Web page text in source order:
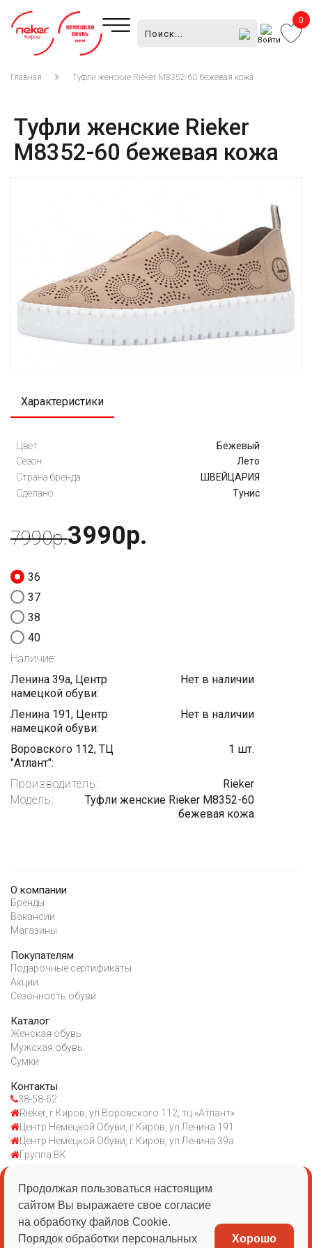
Войти
0
Главная Туфли женские Rieker M8352-60 бежевая кожа
Туфли женские Rieker
M8352-60 бежевая кожа
Характеристики
Цвет
Бежевый
Сезон
Лето
Страна бренда
ШВЕЙЦАРИЯ
Сделано
Тунис
7990р.3990р.
36
37
38
40
Наличие:
Ленина 39а, Центр
намецкой обуви:
Нет в наличии
Ленина 191, Центр
намецкой обуви:
Нет в наличии
Воровского 112, ТЦ
"Атлант":
1 шт.
Производитель:
Rieker
Модель:
Туфли женские Rieker M8352-60
бежевая кожа
О компании
Бренды
Вакансии
Магазины
Покупателям
Подарочные сертификаты
Акции
Сезонность обуви
Каталог
Женская обувь
Мужская обувь
Сумки
Контакты
38-58-62
Rieker, г.Киров, ул.Воровского 112, тц «Атлант»
Центр Немецкой Обуви, г.Киров, ул.Ленина 191
Центр Немецкой Обуви, г.Киров, ул.Ленина 39а
Группа ВК
ИП Казаковцева ЕВ
ОГРН 1054313528103
Продолжая пользоваться настоящим
сайтом Вы выражаете свое согласие
на обработку файлов Cookie.
Порядок обработки персональных
Хорошо